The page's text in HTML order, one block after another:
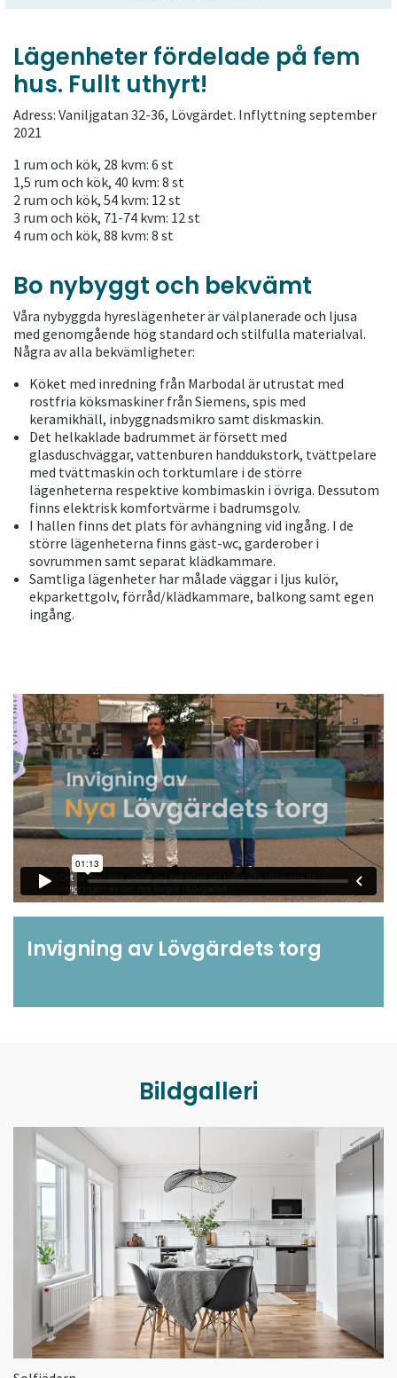
Lägenheter fördelade på fem
hus. Fullt uthyrt!
Adress: Vaniljgatan 32-36, Lövgärdet. Inflyttning september
2021
1 rum och kök, 28 kvm: 6 st
1,5 rum och kök, 40 kvm: 8 st
2 rum och kök, 54 kvm: 12 st
3 rum och kök, 71-74 kvm: 12 st
4 rum och kök, 88 kvm: 8 st
Bo nybyggt och bekvämt
Våra nybyggda hyreslägenheter är välplanerade och ljusa
med genomgående hög standard och stilfulla materialval.
Några av alla bekvämligheter:
Köket med inredning från Marbodal är utrustat med
rostfria köksmaskiner från Siemens, spis med
keramikhäll, inbyggnadsmikro samt diskmaskin.
Det helkaklade badrummet är försett med
glasduschväggar, vattenburen handdukstork, tvättpelare
med tvättmaskin och torktumlare i de större
lägenheterna respektive kombimaskin i övriga. Dessutom
finns elektrisk komfortvärme i badrumsgolv.
I hallen finns det plats för avhängning vid ingång. I de
större lägenheterna finns gäst-wc, garderober i
sovrummen samt separat klädkammare.
Samtliga lägenheter har målade väggar i ljus kulör,
ekparkettgolv, förråd/klädkammare, balkong samt egen
ingång.
Invigning av Lövgärdets torg
Bildgalleri